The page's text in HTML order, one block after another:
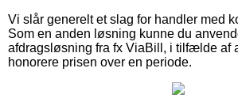
Vi slår generelt et slag for handler med
Som en anden løsning kunne du
afdragsløsning fra fx ViaBill, i tilfælde af
honorere prisen over en periode.